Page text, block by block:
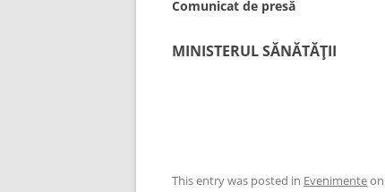
Comunicat de presă
MINISTERUL SĂNĂTĂŢII
This entry was posted in Evenimenteon